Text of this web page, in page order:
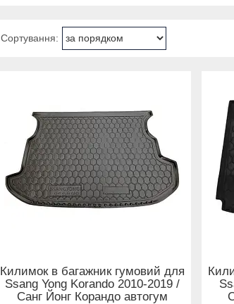
Килимок в багажник гумовий для
Ssang Yong Korando 2010-2019 /
Санг Йонг Корандо автогум